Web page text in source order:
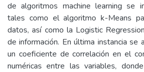
de algoritmos machine learning se
tales como el algoritmo k-Means
datos, así como la Logistic
de información. En última instancia se
un coeficiente de correlación en el
numéricas entre las variables,